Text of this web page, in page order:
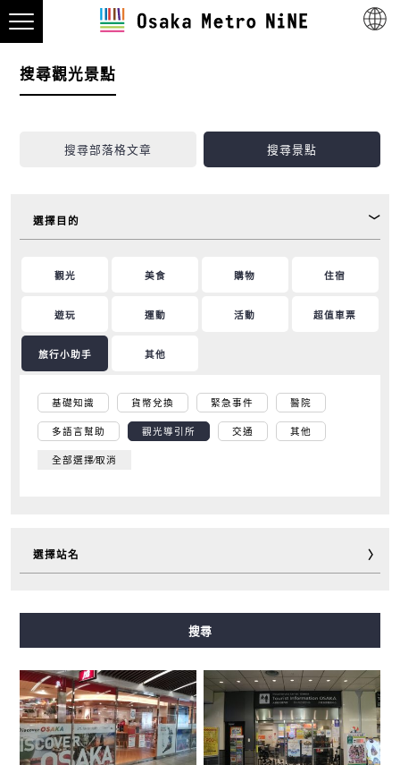
搜尋觀光景點
搜尋部落格文章 搜尋景點
選擇目的
觀光 美食 購物 住宿
遊玩 運動 活動 超值車票
旅行小助手 其他
基礎知識 貨幣兌換 緊急事件 醫院
多語言幫助 觀光導引所 交通 其他
全部選擇∕取消
選擇站名
搜尋